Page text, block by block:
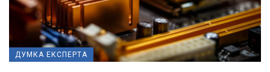
ДУМКА ЕКСПЕРТА